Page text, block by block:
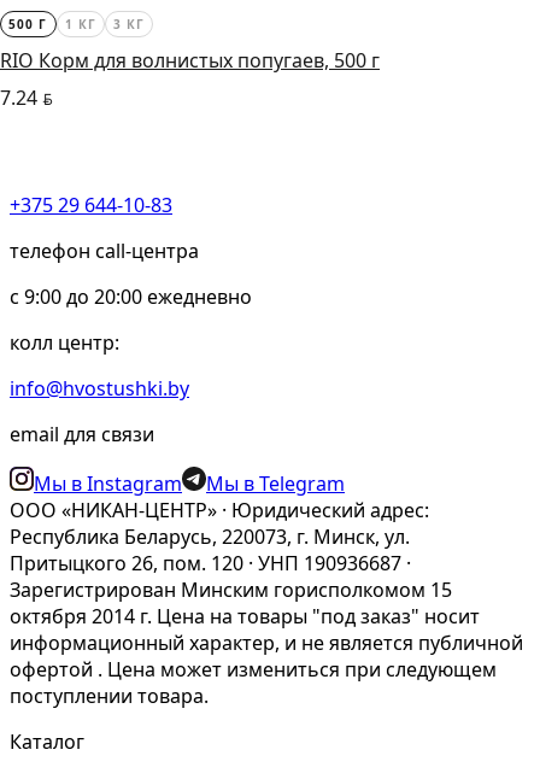
500 Г 1 КГ 3 КГ
RIO Корм для волнистых попугаев, 500 г
7.24 BYN
+375 29 644-10-83
телефон call-центра
c 9:00 до 20:00 ежедневно
колл центр:
info@hvostushki.by
email для связи
Мы в Instagram
Мы в Telegram
ООО «НИКАН-ЦЕНТР» · Юридический адрес:
Республика Беларусь, 220073, г. Минск, ул.
Притыцкого 26, пом. 120 · УНП 190936687 ·
Зарегистрирован Минским горисполкомом 15
октября 2014 г. Цена на товары "под заказ" носит
информационный характер, и не является публичной
офертой . Цена может измениться при следующем
поступлении товара.
Каталог